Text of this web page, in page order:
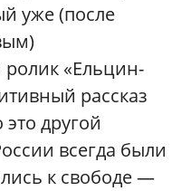
уже (после
«Ельцин-
рассказ
другой
всегда были
к свободе —